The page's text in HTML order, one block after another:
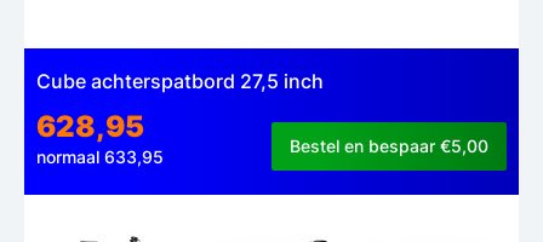
Cube achterspatbord 27,5 inch
628,95
normaal 633,95
Bestel en bespaar €5,00